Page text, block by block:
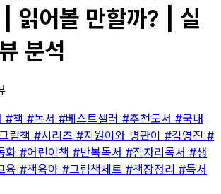
읽어볼 만할까? | 실
분석
#책 #독서 #베스트셀러 #추천도서 #국내
림책 #시리즈 #지원이와 병관이 #김영진 #
화 #어린이책 #반복독서 #잠자리독서 #생
육 #책육아 #그림책세트 #책장정리 #독서